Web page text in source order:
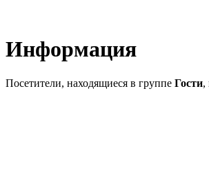
Информация
Посетители, находящиеся в группе Гости,